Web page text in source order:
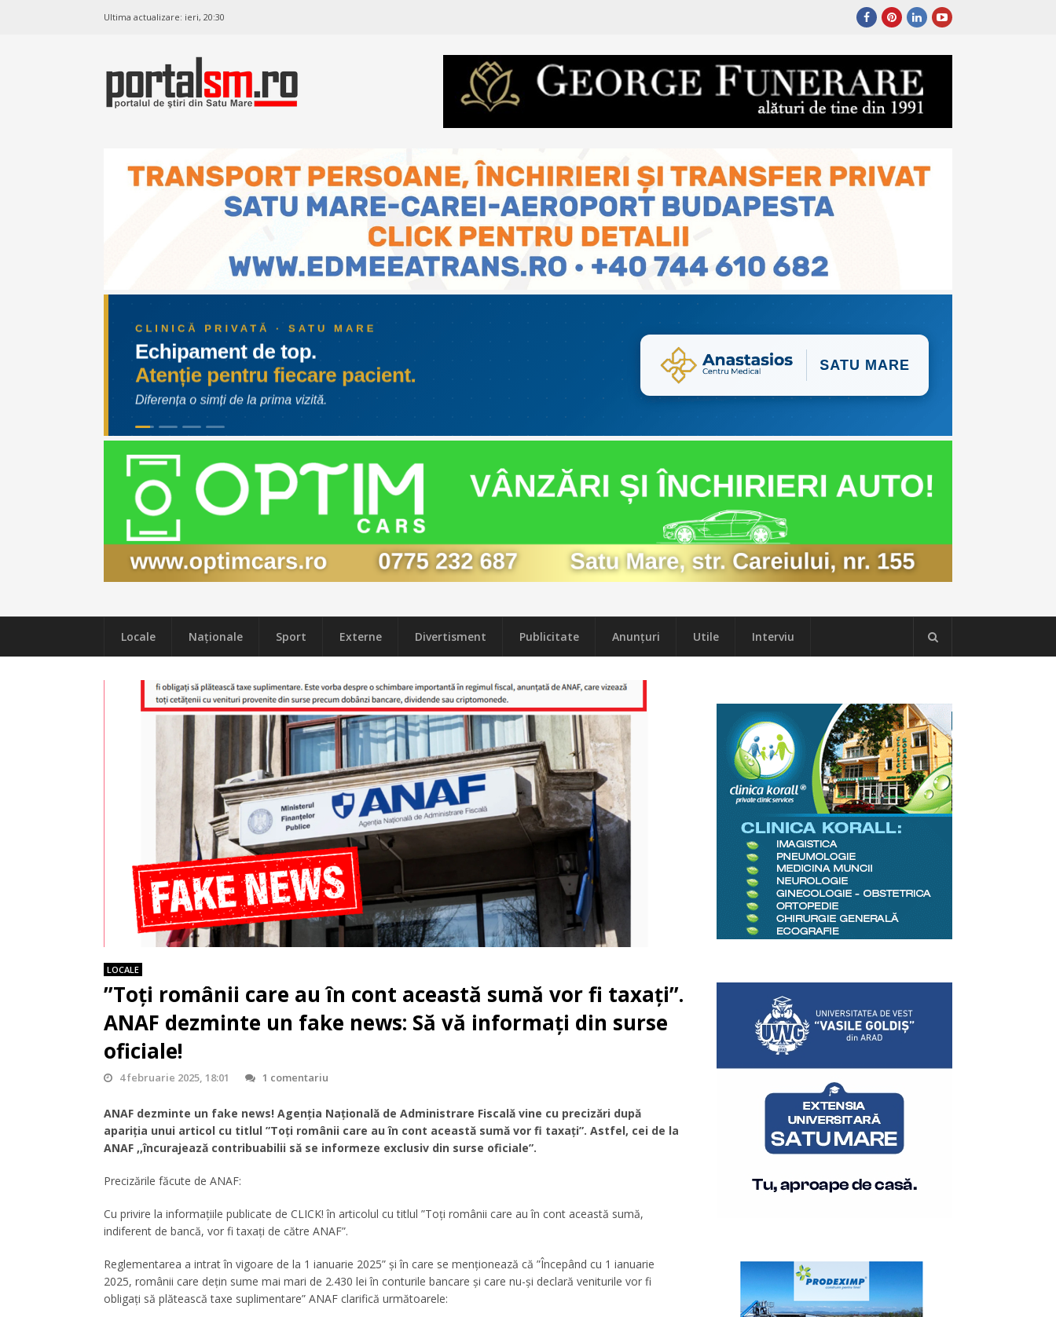
Ultima actualizare: ieri, 20:30
Locale Naţionale Sport Externe Divertisment Publicitate Anunțuri Utile Interviu
LOCALE
”Toți românii care au în cont această sumă vor fi taxați”.
ANAF dezminte un fake news: Să vă informați din surse
oficiale!
4 februarie 2025, 18:01 1 comentariu
ANAF dezminte un fake news! Agenția Națională de Administrare Fiscală vine cu precizări după
apariția unui articol cu titlul ”Toți românii care au în cont această sumă vor fi taxați”. Astfel, cei de la
ANAF ,,încurajează contribuabilii să se informeze exclusiv din surse oficiale”.
Precizările făcute de ANAF:
Cu privire la informațiile publicate de CLICK! în articolul cu titlul ”Toți românii care au în cont această sumă,
indiferent de bancă, vor fi taxați de către ANAF”.
Reglementarea a intrat în vigoare de la 1 ianuarie 2025” și în care se menționează că ”Începând cu 1 ianuarie
2025, românii care dețin sume mai mari de 2.430 lei în conturile bancare și care nu-și declară veniturile vor fi
obligați să plătească taxe suplimentare” ANAF clarifică următoarele: